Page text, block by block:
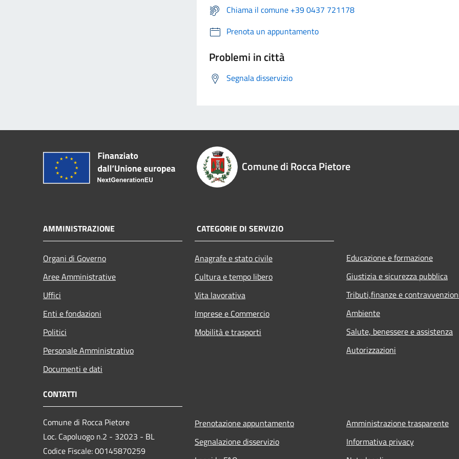
Chiama il comune +39 0437 721178
Prenota un appuntamento
Problemi in città
Segnala disservizio
Comune di Rocca Pietore
AMMINISTRAZIONE
Organi di Governo
Aree Amministrative
Uffici
Enti e fondazioni
Politici
Personale Amministrativo
Documenti e dati
CATEGORIE DI SERVIZIO
Anagrafe e stato civile
Cultura e tempo libero
Vita lavorativa
Imprese e Commercio
Mobilità e trasporti
Educazione e formazione
Giustizia e sicurezza pubblica
Tributi,finanze e
Ambiente
Salute, benessere e assistenza
Autorizzazioni
CONTATTI
Comune di Rocca Pietore
Loc. Capoluogo n.2 - 32023 - BL
Codice Fiscale: 00145870259
Prenotazione appuntamento
Segnalazione disservizio
Amministrazione trasparente
Informativa privacy